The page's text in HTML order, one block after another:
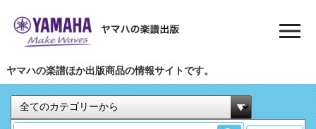
ヤマハの楽譜ほか出版商品の情報サイトです。